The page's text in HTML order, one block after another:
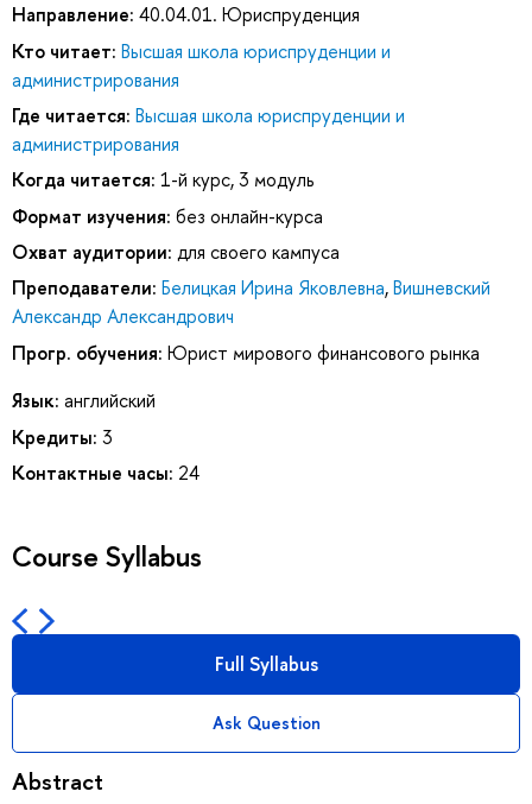
Направление: 40.04.01. Юриспруденция
Кто читает: Высшая школа юриспруденции и
администрирования
Где читается: Высшая школа юриспруденции и
администрирования
Когда читается: 1-й курс, 3 модуль
Формат изучения: без онлайн-курса
Охват аудитории: для своего кампуса
Преподаватели: Белицкая Ирина Яковлевна,Вишневский
Александр Александрович
Прогр. обучения: Юрист мирового финансового рынка
Язык: английский
Кредиты: 3
Контактные часы: 24
Course Syllabus
Full Syllabus
Ask Question
Abstract